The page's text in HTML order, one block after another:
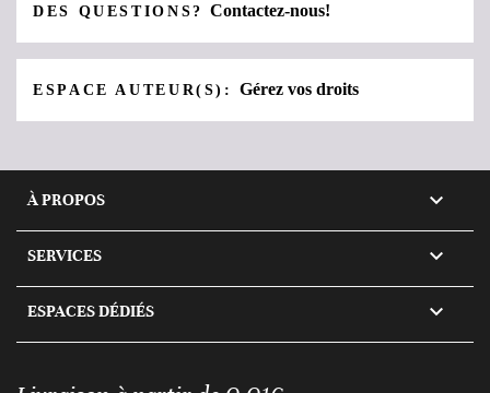
DES QUESTIONS?Contactez-nous!
ESPACE AUTEUR(S):Gérez vos droits
À PROPOS 
SERVICES 
ESPACES DÉDIÉS 